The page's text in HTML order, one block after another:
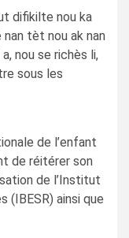
difikilte nou ka
nan tèt nou ak nan
nou se richès li,
sous les
de l’enfant
de réitérer son
de l’Institut
(IBESR) ainsi que